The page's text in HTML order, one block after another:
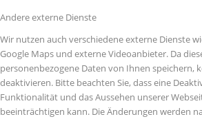
Andere externe Dienste
Wir nutzen auch verschiedene externe Dienste
Google Maps und externe Videoanbieter. Da
personenbezogene Daten von Ihnen speichern,
deaktivieren. Bitte beachten Sie, dass eine
Funktionalität und das Aussehen unserer
beeinträchtigen kann. Die Änderungen werden